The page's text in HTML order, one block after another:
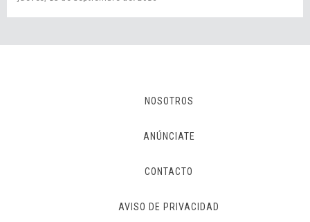
NOSOTROS
ANÚNCIATE
CONTACTO
AVISO DE PRIVACIDAD